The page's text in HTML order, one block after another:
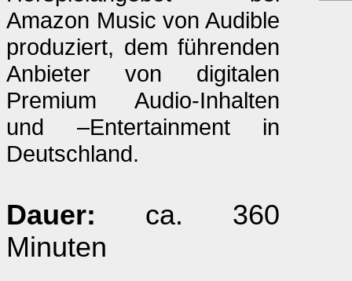
Amazon Music von Audible
produziert, dem führenden
Anbieter von digitalen
Premium Audio-Inhalten
und –Entertainment in
Deutschland.
Dauer: ca. 360
Minuten